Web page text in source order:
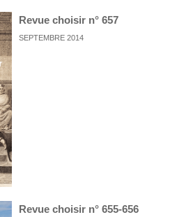
Revue choisir n° 657
SEPTEMBRE 2014
Revue choisir n° 655-656